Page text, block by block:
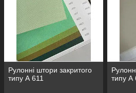
Рулонні штори закритого
типу А 611
типу А